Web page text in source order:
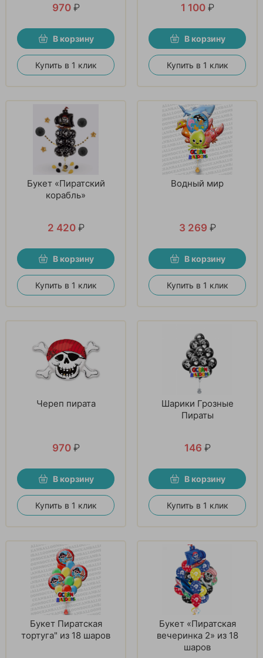
970 ₽
В корзину
Купить в 1 клик
1 100 ₽
В корзину
Купить в 1 клик
Букет «Пиратский
корабль»
2 420 ₽
В корзину
Купить в 1 клик
Водный мир
3 269 ₽
В корзину
Купить в 1 клик
Череп пирата
970 ₽
В корзину
Купить в 1 клик
Шарики Грозные
Пираты
146 ₽
В корзину
Купить в 1 клик
Букет Пиратская
тортуга" из 18 шаров
Букет «Пиратская
вечеринка 2» из 18
шаров